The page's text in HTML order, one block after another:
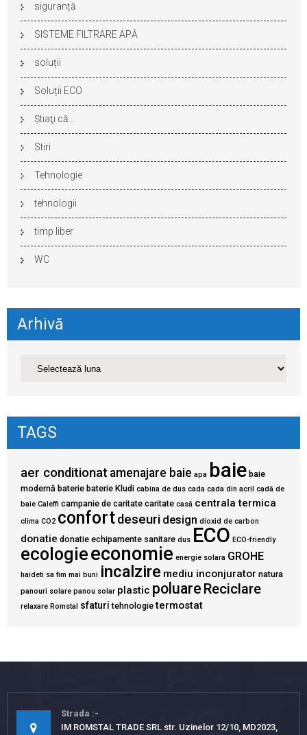
siguranță
SISTEME FILTRARE APĂ
soluții
Soluții ECO
Ştiaţi că…
Stiri
Tehnologie
tehnologii
timp liber
WC
Arhivă
TAGS
aer conditionat amenajare baie apa baie baie
modernă baterie baterie Kludi cabina de dus cada cada din acril cadă de
baie Caleffi campanie de caritate caritate casă centrala termica
clima CO2 confortdeseuri design dioxid de carbon
donatie donatie echipamente sanitare dus ECO ECO-friendly
ecologieeconomie energie solara GROHE
haideti sa fim mai buni incalzire mediu inconjurator natura
panouri solare panou solar plastic poluare Reciclare
relaxare Romstal sfaturi tehnologie termostat
Strada
IM ROMSTAL TRADE SRL str. Uzinelor 12/10, MD2023,